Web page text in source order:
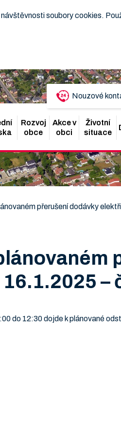
soubory cookies.
Nouzové
Rozvoj
obce
Akce v
obci
Životní
situace
přerušení dodávky
–
do 12:30 dojde k plánované